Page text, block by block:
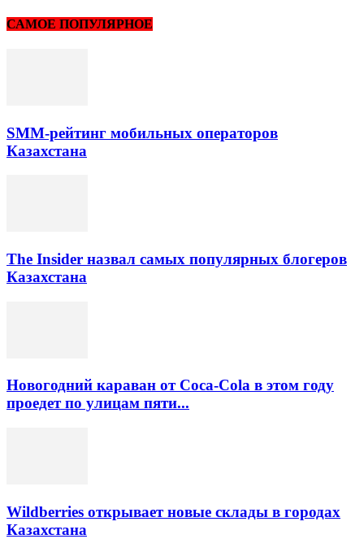
САМОЕ ПОПУЛЯРНОЕ
SMM-рейтинг мобильных операторов
Казахстана
The Insider назвал самых популярных блогеров
Казахстана
Новогодний караван от Coca-Cola в этом году
проедет по улицам пяти...
Wildberries открывает новые склады в городах
Казахстана